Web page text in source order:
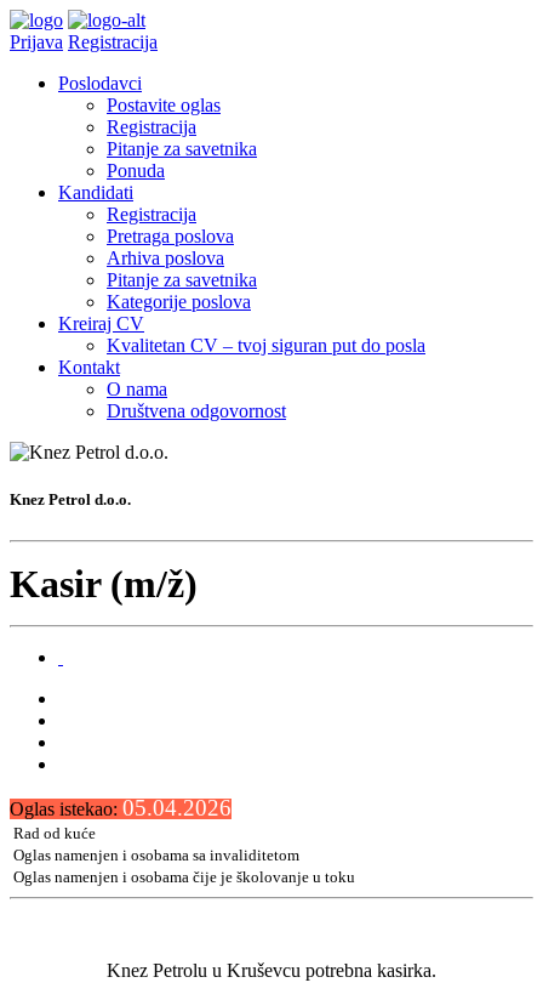
Prijava Registracija
Poslodavci
Postavite oglas
Registracija
Pitanje za savetnika
Ponuda
Kandidati
Registracija
Pretraga poslova
Arhiva poslova
Pitanje za savetnika
Kategorije poslova
Kreiraj CV
Kvalitetan CV – tvoj siguran put do posla
Kontakt
O nama
Društvena odgovornost
Knez Petrol d.o.o.
Kasir (m/ž)
Oglas istekao: 05.04.2026
Rad od kuće
Oglas namenjen i osobama sa invaliditetom
Oglas namenjen i osobama čije je školovanje u toku
Knez Petrolu u Kruševcu potrebna kasirka.